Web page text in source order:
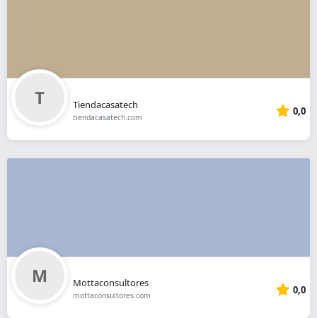
Tiendacasatech
tiendacasatech.com 0,0
Mottaconsultores
mottaconsultores.com 0,0